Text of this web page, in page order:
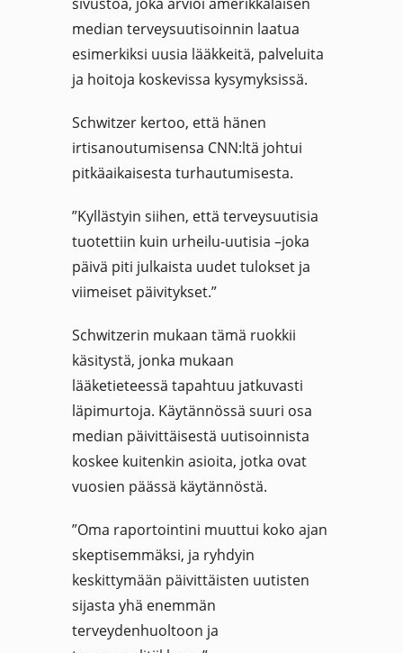
median terveysuutisoinnin laatua
esimerkiksi uusia lääkkeitä, palveluita
ja hoitoja koskevissa kysymyksissä.
Schwitzer kertoo, että hänen
irtisanoutumisensa CNN:ltä johtui
pitkäaikaisesta turhautumisesta.
”Kyllästyin siihen, että terveysuutisia
tuotettiin kuin urheilu-uutisia –joka
päivä piti julkaista uudet tulokset ja
viimeiset päivitykset.”
Schwitzerin mukaan tämä ruokkii
käsitystä, jonka mukaan
lääketieteessä tapahtuu jatkuvasti
läpimurtoja. Käytännössä suuri osa
median päivittäisestä uutisoinnista
koskee kuitenkin asioita, jotka ovat
vuosien päässä käytännöstä.
”Oma raportointini muuttui koko ajan
skeptisemmäksi, ja ryhdyin
keskittymään päivittäisten uutisten
sijasta yhä enemmän
terveydenhuoltoon ja